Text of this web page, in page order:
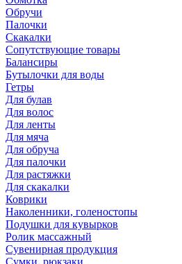
Обручи
Палочки
Скакалки
Сопутствующие товары
Балансиры
Бутылочки для воды
Гетры
Для булав
Для волос
Для ленты
Для мяча
Для обруча
Для палочки
Для растяжки
Для скакалки
Коврики
Наколенники, голеностопы
Подушки для кувырков
Ролик массажный
Сувенирная продукция
Сумки, рюкзаки